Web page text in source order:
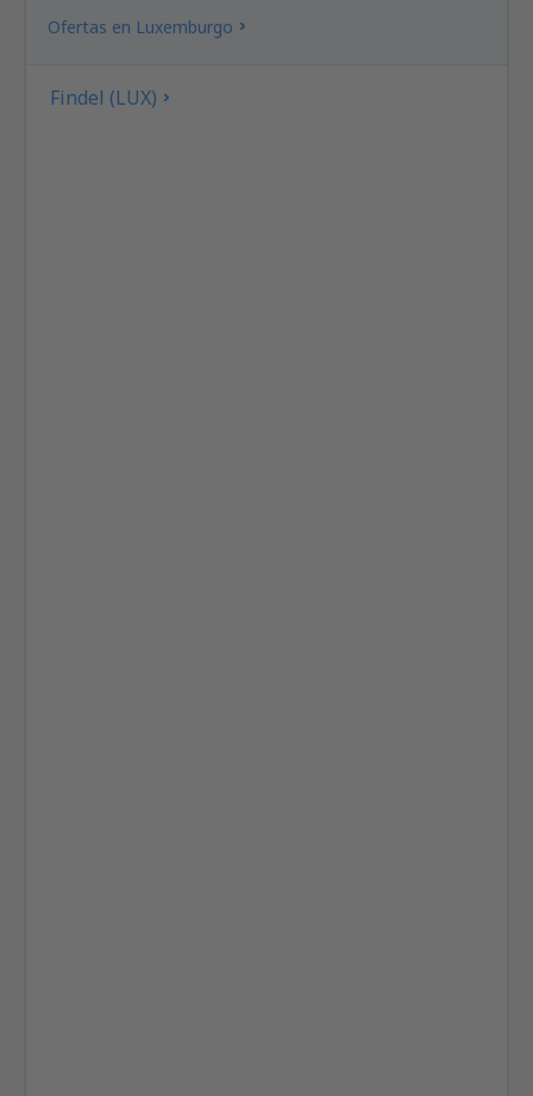
Ofertas en Luxemburgo
Findel (LUX)